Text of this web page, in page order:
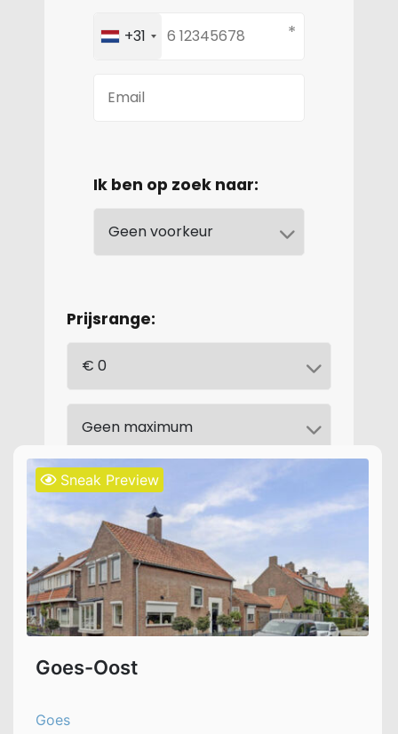
Sneak Preview
Goes-Oost
Goes